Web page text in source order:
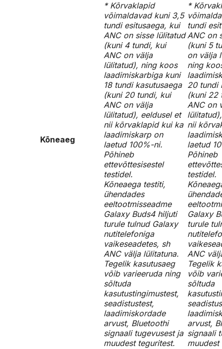
Kõneaeg
* Kõrvaklapid
võimaldavad kuni 3,5
tundi esitusaega, kui
ANC on sisse lülitatud
(kuni 4 tundi, kui
ANC on välja
lülitatud), ning koos
laadimiskarbiga kuni
18 tundi kasutusaega
(kuni 20 tundi, kui
ANC on välja
lülitatud), eeldusel et
nii kõrvaklapid kui ka
laadimiskarp on
laetud 100%-ni.
Põhineb
ettevõttesisestel
testidel.
Kõneaega testiti,
ühendades
eeltootmisseadme
Galaxy Buds4 hiljuti
turule tulnud Galaxy
nutitelefoniga
vaikeseadetes, sh
ANC välja lülitatuna.
Tegelik kasutusaeg
võib varieeruda ning
sõltuda
kasutustingimustest,
seadistustest,
laadimiskordade
arvust, Bluetoothi
signaali tugevusest ja
muudest teguritest.
*
tundi
ANC on
(kuni 5
on välja
ning
20 tundi
(kuni 22
ANC on
nii
laetud
Põhineb
testidel.
Galaxy
turule
ANC
Tegelik
võib
sõltuda
arvust,
signaali